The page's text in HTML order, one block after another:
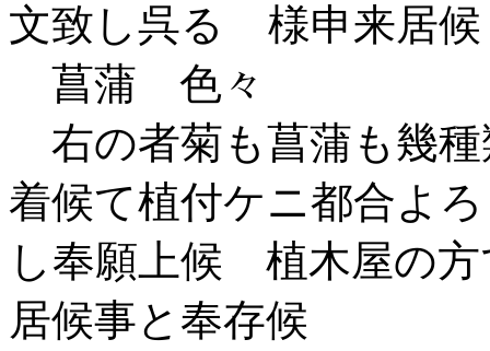
文致し呉るゝ様申来居候
菖蒲 色々
右の者菊も菖蒲も幾
着候て植付ケニ都合よ
し奉願上候 植木屋の
居候事と奉存候